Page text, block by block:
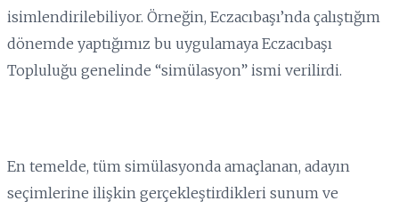
isimlendirilebiliyor. Örneğin, Eczacıbaşı’nda çalıştığım
dönemde yaptığımız bu uygulamaya Eczacıbaşı
Topluluğu genelinde “simülasyon” ismi verilirdi.
En temelde, tüm simülasyonda amaçlanan, adayın
seçimlerine ilişkin gerçekleştirdikleri sunum ve